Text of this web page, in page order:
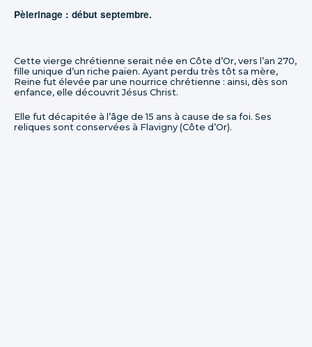
Pèlerinage : début septembre.
Cette vierge chrétienne serait née en Côte d’Or, vers l’an 270,
fille unique d’un riche païen. Ayant perdu très tôt sa mère,
Reine fut élevée par une nourrice chrétienne : ainsi, dès son
enfance, elle découvrit Jésus Christ.
Elle fut décapitée à l’âge de 15 ans à cause de sa foi. Ses
reliques sont conservées à Flavigny (Côte d’Or).